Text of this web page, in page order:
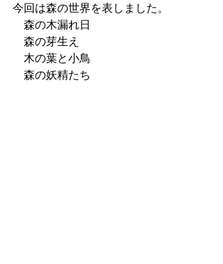
今回は森の世界を表しました。
森の木漏れ日
森の芽生え
木の葉と小鳥
森の妖精たち